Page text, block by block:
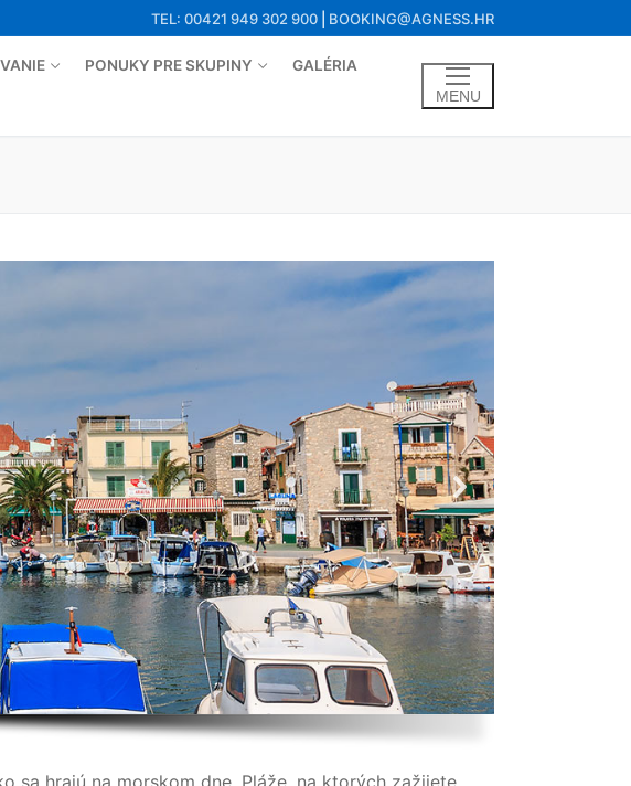
TEL: 00421 949 302 900 BOOKING@AGNESS.HR
PONUKY PRE SKUPINY GALÉRIA
MENU
sa hrajú na morskom dne. Pláže, na ktorých zažijete